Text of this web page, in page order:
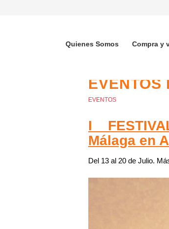
Quienes Somos Compra y
EVENTOS
EVENTOS
I
Málaga en
Del 13 al 20 de Julio.